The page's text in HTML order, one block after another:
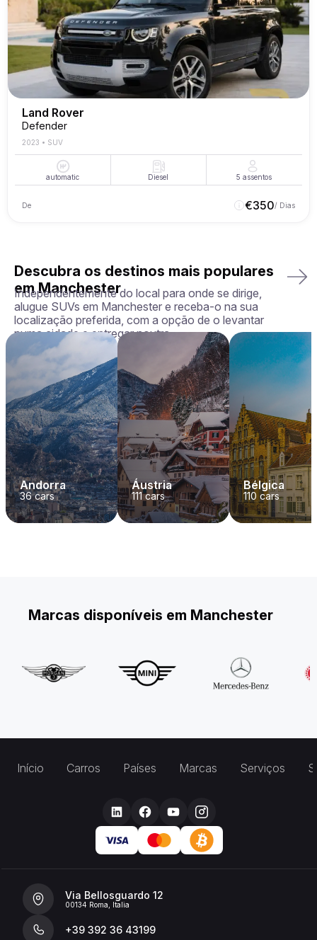
Land Rover
Defender
2023 • SUV
automatic Diesel 5 assentos
De €350/ Dias
Descubra os destinos mais populares
em Manchester
Independentemente do local para onde se dirige,
alugue SUVs em Manchester e receba-o na sua
localização preferida, com a opção de o levantar
numa cidade e entregar noutra.
Andorra
36cars
Áustria
111cars
Bélgica
110 cars
Marcas disponíveis em Manchester
Início Carros Países Marcas Serviços
Via Bellosguardo 12
00134 Roma, Italia
+39 392 36 43199